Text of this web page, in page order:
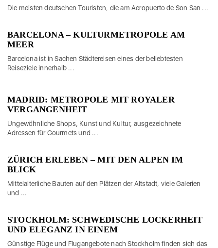
Die meisten deutschen Touristen, die am Aeropuerto de Son San ...
BARCELONA – KULTURMETROPOLE AM
MEER
Barcelona ist in Sachen Städtereisen eines der beliebtesten
Reiseziele innerhalb ...
MADRID: METROPOLE MIT ROYALER
VERGANGENHEIT
Ungewöhnliche Shops, Kunst und Kultur, ausgezeichnete
Adressen für Gourmets und ...
ZÜRICH ERLEBEN – MIT DEN ALPEN IM
BLICK
Mittelalterliche Bauten auf den Plätzen der Altstadt, viele Galerien
und ...
STOCKHOLM: SCHWEDISCHE LOCKERHEIT
UND ELEGANZ IN EINEM
Günstige Flüge und Flugangebote nach Stockholm finden sich das